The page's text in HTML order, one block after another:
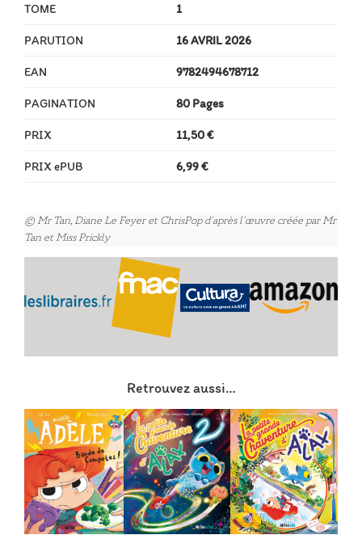
TOME 1
PARUTION 16 AVRIL 2026
EAN 9782494678712
PAGINATION 80 Pages
PRIX 11,50 €
PRIX ePUB 6,99 €
© Mr Tan, Diane Le Feyer et ChrisPop d’après l’œuvre créée par Mr
Tan et Miss Prickly
Retrouvez aussi…